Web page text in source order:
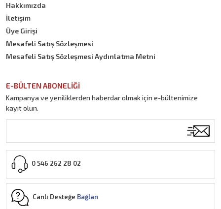
Hakkımızda
İletişim
Üye Girişi
Mesafeli Satış Sözleşmesi
Mesafeli Satış Sözleşmesi Aydınlatma Metni
E-BÜLTEN ABONELİĞİ
Kampanya ve yeniliklerden haberdar olmak için e-bültenimize
kayıt olun.
0 546 262 28 02
Canlı Desteğe Bağlan